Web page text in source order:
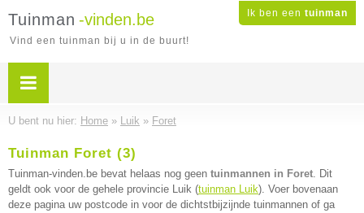
Ik ben een tuinman
Tuinman -vinden.be
Vind een tuinman bij u in de buurt!
U bent nu hier: Home » Luik » Foret
Tuinman Foret (3)
Tuinman-vinden.be bevat helaas nog geen tuinmannen in Foret. Dit
geldt ook voor de gehele provincie Luik (tuinman Luik). Voer bovenaan
deze pagina uw postcode in voor de dichtstbijzijnde tuinmannen of ga